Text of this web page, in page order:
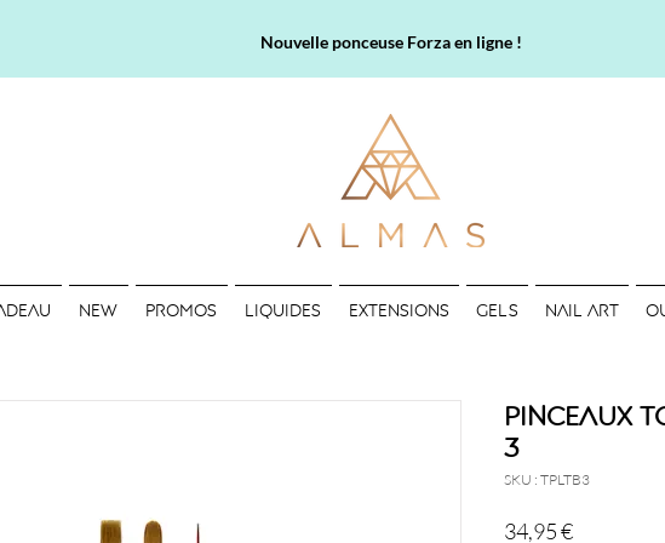
Nouvelle ponceuse Forza en ligne !
NEW PROMOS LIQUIDES EXTENSIONS GELS NAIL ART
Pinceaux
3
SKU : TPLTB3
34,95 €Prix